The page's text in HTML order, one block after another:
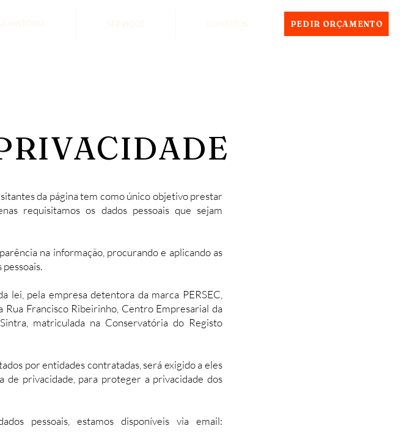
PEDIR ORÇAMENTO
da página tem como único objetivo prestar
requisitamos os dados pessoais que sejam
na informação, procurando e aplicando as
lei, pela empresa detentora da marca PERSEC,
Rua Francisco Ribeirinho, Centro Empresarial da
matriculada na Conservatória do Registo
por entidades contratadas, será exigido a eles
de privacidade, para proteger a privacidade dos
pessoais, estamos disponíveis via email: